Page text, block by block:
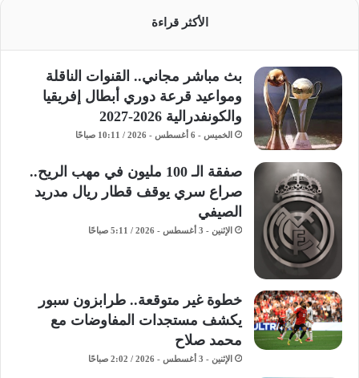
الأكثر قراءة
بث مباشر مجاني.. القنوات الناقلة
ومواعيد قرعة دوري أبطال إفريقيا
والكونفدرالية 2026-2027
الخميس - 6 أغسطس - 2026 / 10:11 صباحًا
صفقة الـ 100 مليون في مهب الريح..
صراع سري يوقف قطار ريال مدريد
الصيفي
الإثنين - 3 أغسطس - 2026 / 5:11 صباحًا
خطوة غير متوقعة.. طرابزون سبور
يكشف مستجدات المفاوضات مع
محمد صلاح
الإثنين - 3 أغسطس - 2026 / 2:02 صباحًا